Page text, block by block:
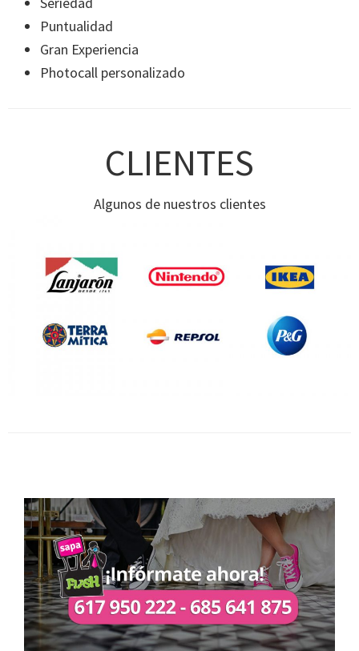
Puntualidad
Gran Experiencia
Photocall personalizado
CLIENTES
Algunos de nuestros clientes